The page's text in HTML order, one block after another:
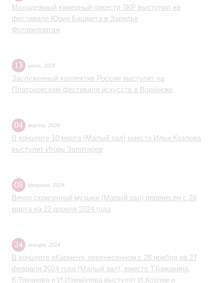
Молодежный камерный оркестр ЗКР выступил на
фестивале Юрия Башмета в Зарядье
Фоторепортаж
13 июня 2024
Заслуженный коллектив России выступит на
Платоновском фестивале искусств в Воронеже
04 марта 2024
В концерте 10 марта (Малый зал) вместо Ильи Козлова
выступит Игорь Золотарев
08 февраля 2024
Вечер скрипичной музыки (Малый зал) перенесён с 26
марта на 22 апреля 2024 года
24 января 2024
В концерте «Кармен», перенесенном с 28 ноября на 27
февраля 2024 года (Малый зал), вместо Т.Бажакина,
К.Тихонова и И.Измайлова выступят И.Козлов и